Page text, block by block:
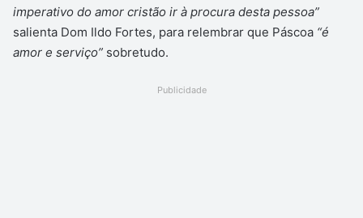
imperativo do amor cristão ir à procura desta pessoa”
salienta Dom Ildo Fortes, para relembrar que Páscoa “é
amor e serviço” sobretudo.
Publicidade